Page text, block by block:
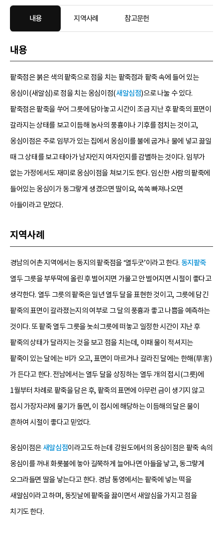
내용 지역사례 참고문헌
내용
팥죽점은 붉은 색의 팥죽으로 점을 치는 팥죽점과 팥죽 속에 들어 있는
옹심이(새알심)로 점을 치는 옹심이점(새알심점)으로 나눌 수 있다.
팥죽점은 팥죽을 쑤어 그릇에 담아놓고 시간이 조금 지난 후 팥죽의 표면이
갈라지는 상태를 보고 이듬해 농사의 풍흉이나 기후를 점치는 것이고,
옹심이점은 주로 임부가 있는 집에서 옹심이를 불에 굽거나 물에 넣고 끓일
때 그 상태를 보고 태아가 남자인지 여자인지를 감별하는 것이다. 임부가
없는 가정에서도 재미로 옹심이점을 쳐보기도 한다. 임신한 사람의 팥죽에
들어있는 옹심이가 동그랗게 생겼으면 딸이요, 쏙쏙 빠져나오면
아들이라고 믿었다.
지역사례
경남의 어촌 지역에서는 동지의 팥죽점을 ‘열두굿’이라고 한다. 동지팥죽
열두 그릇을 부뚜막에 올린 후 벌어지면 가물고 안 벌어지면 시절이 좋다고
생각한다. 열두 그릇의 팥죽은 일년 열두 달을 표현한 것이고, 그릇에 담긴
팥죽의 표면이 갈라졌는지의 여부로 그 달의 풍흉과 좋고 나쁨을 예측하는
것이다. 또 팥죽 열두 그릇을 놋쇠그릇에 떠놓고 일정한 시간이 지난 후
팥죽의 상태가 달라지는 것을 보고 점을 치는데, 이때 물이 적셔지는
팥죽이 있는 달에는 비가 오고, 표면이 마르거나 갈라진 달에는 한해(旱害)
가 든다고 한다. 전남에서는 열두 달을 상징하는 열두 개의 접시(그릇)에
1월부터 차례로 팥죽을 담은 후, 팥죽의 표면에 아무런 금이 생기지 않고
접시 가장자리에 물기가 돌면, 이 접시에 해당하는 이듬해의 달은 물이
흔하여 시절이 좋다고 믿었다.
옹심이점은 새알심점이라고도 하는데 강원도에서의 옹심이점은 팥죽 속의
옹심이를 꺼내 화롯불에 놓아 길쭉하게 늘어나면 아들을 낳고, 동그랗게
오그라들면 딸을 낳는다고 한다. 경남 통영에서는 팥죽에 넣는 떡을
새알심이라고 하며, 동짓날에 팥죽을 끓이면서 새알심을 가지고 점을
치기도 한다.